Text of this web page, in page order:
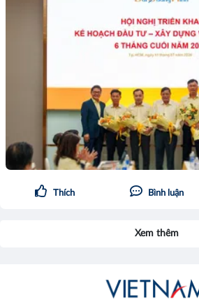
Thích Bình luận
Xem thêm